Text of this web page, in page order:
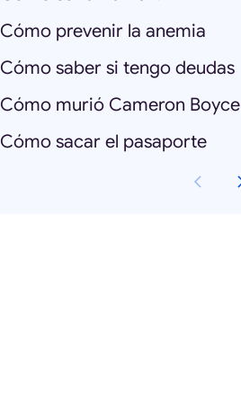
Cómo prevenir la anemia
Cómo saber si tengo deudas
Cómo murió Cameron Boyce
Cómo sacar el pasaporte